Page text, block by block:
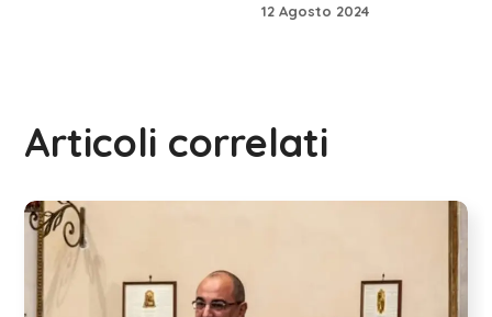
12 Agosto 2024
Articoli correlati